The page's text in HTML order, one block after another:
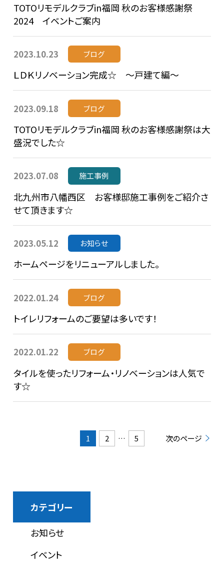
TOTOリモデルクラブin福岡 秋のお客様感謝祭
2024 イベントご案内
2023.10.23 ブログ
ＬＤＫリノベーション完成☆ ～戸建て編～
2023.09.18 ブログ
TOTOリモデルクラブin福岡 秋のお客様感謝祭は大
盛況でした☆
2023.07.08 施工事例
北九州市八幡西区 お客様邸施工事例をご紹介さ
せて頂きます☆
2023.05.12 お知らせ
ホームページをリニューアルしました。
2022.01.24 ブログ
トイレリフォームのご要望は多いです！
2022.01.22 ブログ
タイルを使ったリフォーム・リノベーションは人気で
す☆
1 2 … 5 次のページ
カテゴリー
お知らせ
イベント